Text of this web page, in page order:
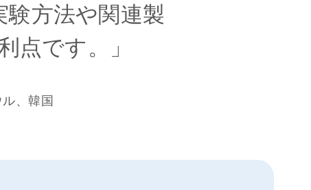
験方法や関連製
点です。」
、韓国